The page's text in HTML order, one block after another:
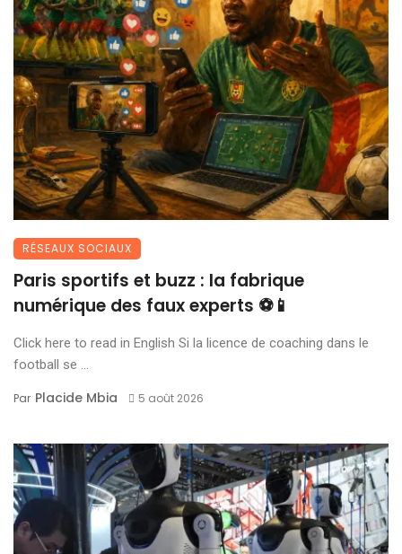
RÉSEAUX SOCIAUX
Paris sportifs et buzz : la fabrique
numérique des faux experts ⚽📱
Click here to read in English Si la licence de coaching dans le
football se ...
Par Placide Mbia 5 août 2026